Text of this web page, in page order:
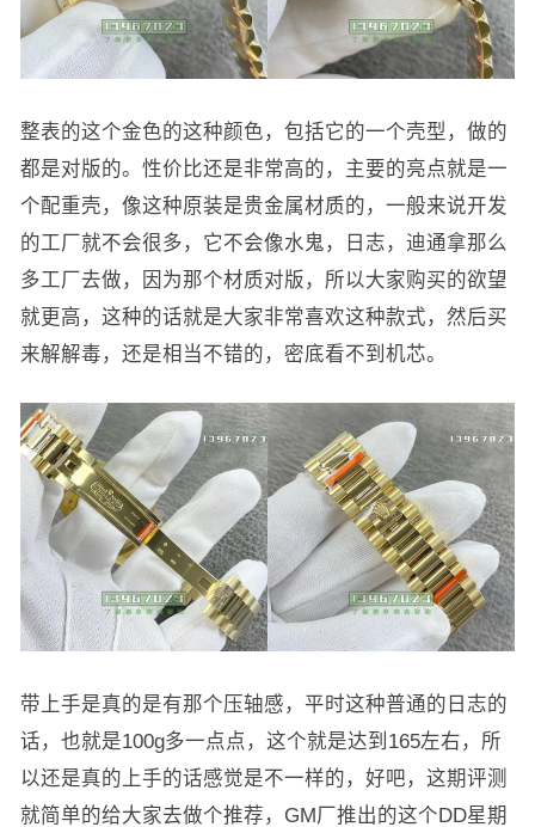
整表的这个金色的这种颜色，包括它的一个壳型，做的
都是对版的。性价比还是非常高的，主要的亮点就是一
个配重壳，像这种原装是贵金属材质的，一般来说开发
的工厂就不会很多，它不会像水鬼，日志，迪通拿那么
多工厂去做，因为那个材质对版，所以大家购买的欲望
就更高，这种的话就是大家非常喜欢这种款式，然后买
来解解毒，还是相当不错的，密底看不到机芯。
带上手是真的是有那个压轴感，平时这种普通的日志的
话，也就是100g多一点点，这个就是达到165左右，所
以还是真的上手的话感觉是不一样的，好吧，这期评测
就简单的给大家去做个推荐，GM厂推出的这个DD星期